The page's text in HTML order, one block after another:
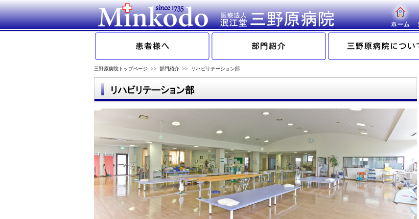
三野原病院トップページ >> 部門紹介 >> リハビリテーション部